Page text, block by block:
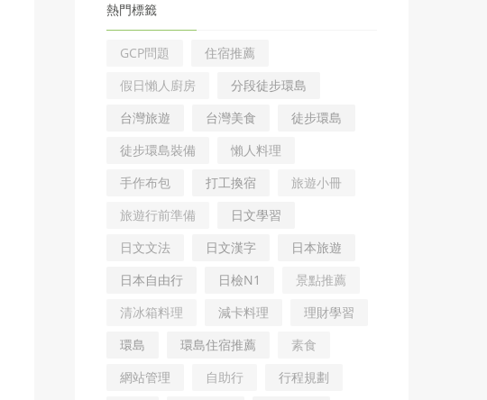
熱門標籤
GCP問題
住宿推薦
假日懶人廚房
分段徒步環島
台灣旅遊
台灣美食
徒步環島
徒步環島裝備
懶人料理
手作布包
打工換宿
旅遊小冊
旅遊行前準備
日文學習
日文文法
日文漢字
日本旅遊
日本自由行
日檢N1
景點推薦
清冰箱料理
減卡料理
理財學習
環島
環島住宿推薦
素食
網站管理
自助行
行程規劃